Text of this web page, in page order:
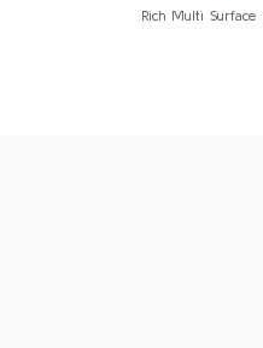
Rich Multi Surface